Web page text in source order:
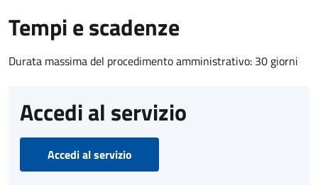
Tempi e scadenze
Durata massima del procedimento amministrativo: 30 giorni
Accedi al servizio
Accedi al servizio